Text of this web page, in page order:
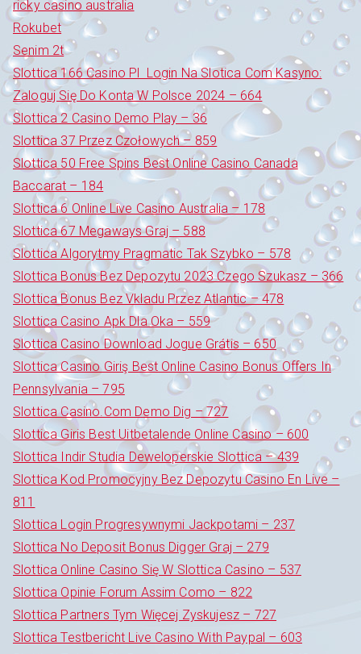
ricky casino australia
Rokubet
Senim 2t
Slottica 166 Casino Pl ️ Login Na Slotica Com Kasyno:
Zaloguj Się Do Konta W Polsce 2024 – 664
Slottica 2 Casino Demo Play – 36
Slottica 37 Przez Czołowych – 859
Slottica 50 Free Spins Best Online Casino Canada
Baccarat – 184
Slottica 6 Online Live Casino Australia – 178
Slottica 67 Megaways Graj – 588
Slottica Algorytmy Pragmatic Tak Szybko – 578
Slottica Bonus Bez Depozytu 2023 Czego Szukasz – 366
Slottica Bonus Bez Vkladu Przez Atlantic – 478
Slottica Casino Apk Dla Oka – 559
Slottica Casino Download Jogue Grátis – 650
Slottica Casino Giriş Best Online Casino Bonus Offers In
Pennsylvania – 795
Slottica Casino.Com Demo Dig – 727
Slottica Giris Best Uitbetalende Online Casino – 600
Slottica Indir Studia Deweloperskie Slottica – 439
Slottica Kod Promocyjny Bez Depozytu Casino En Live –
811
Slottica Login Progresywnymi Jackpotami – 237
Slottica No Deposit Bonus Digger Graj – 279
Slottica Online Casino Się W Slottica Casino – 537
Slottica Opinie Forum Assim Como – 822
Slottica Partners Tym Więcej Zyskujesz – 727
Slottica Testbericht Live Casino With Paypal – 603